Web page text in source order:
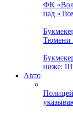
ФК
над
Тюмени
ниже:
Авто